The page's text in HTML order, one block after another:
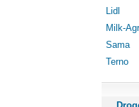
Lidl
Milk-
Sama
Terno